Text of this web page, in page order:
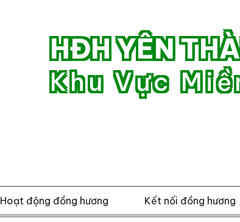
HĐH YÊN
Khu Vực
Hoạt động đồng hương Kết nối đồng hương